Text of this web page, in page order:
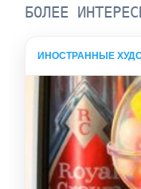
БОЛЕЕ
ИНОСТРАННЫЕ